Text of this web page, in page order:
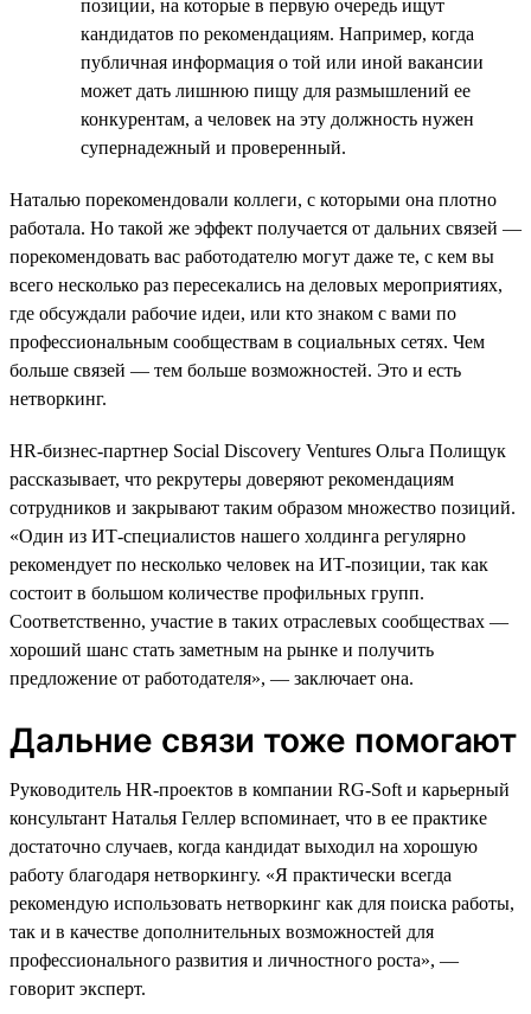
позиции, на которые в первую очередь ищут
кандидатов по рекомендациям. Например, когда
публичная информация о той или иной вакансии
может дать лишнюю пищу для размышлений ее
конкурентам, а человек на эту должность нужен
супернадежный и проверенный.
Наталью порекомендовали коллеги, с которыми она плотно
работала. Но такой же эффект получается от дальних связей —
порекомендовать вас работодателю могут даже те, с кем вы
всего несколько раз пересекались на деловых мероприятиях,
где обсуждали рабочие идеи, или кто знаком с вами по
профессиональным сообществам в социальных сетях. Чем
больше связей — тем больше возможностей. Это и есть
нетворкинг.
HR-бизнес-партнер Social Discovery Ventures Ольга Полищук
рассказывает, что рекрутеры доверяют рекомендациям
сотрудников и закрывают таким образом множество позиций.
«Один из ИТ-специалистов нашего холдинга регулярно
рекомендует по несколько человек на ИТ-позиции, так как
состоит в большом количестве профильных групп.
Соответственно, участие в таких отраслевых сообществах —
хороший шанс стать заметным на рынке и получить
предложение от работодателя», — заключает она.
Дальние связи тоже помогают
Руководитель HR-проектов в компании RG-Soft и карьерный
консультант Наталья Геллер вспоминает, что в ее практике
достаточно случаев, когда кандидат выходил на хорошую
работу благодаря нетворкингу. «Я практически всегда
рекомендую использовать нетворкинг как для поиска работы,
так и в качестве дополнительных возможностей для
профессионального развития и личностного роста», —
говорит эксперт.